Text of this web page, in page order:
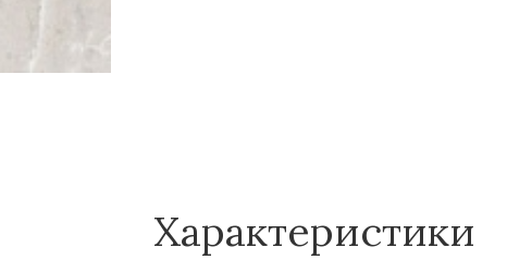
Характеристики